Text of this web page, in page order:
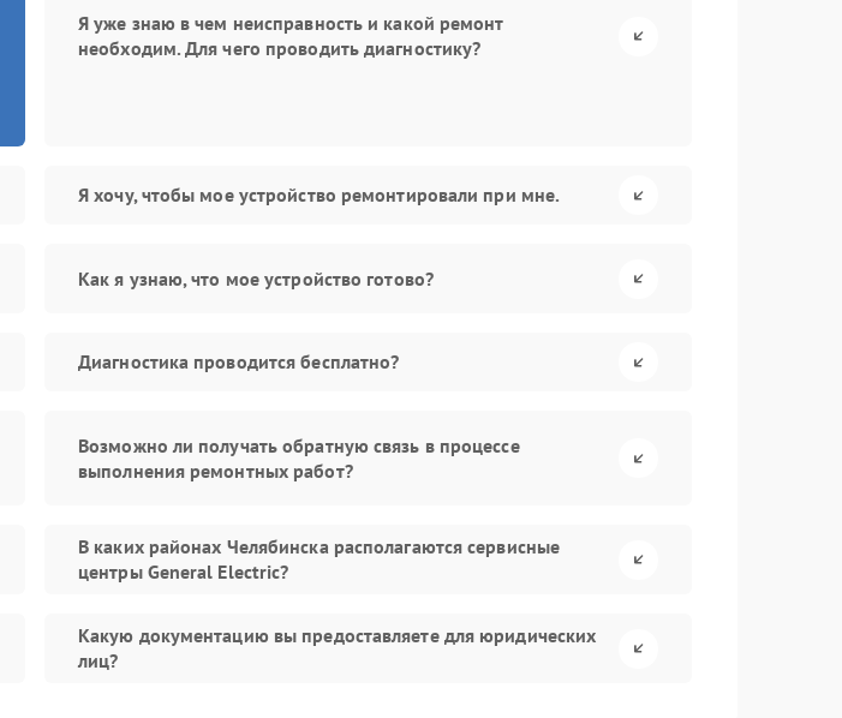
Я уже знаю в чем неисправность и какой ремонт
необходим. Для чего проводить диагностику?
Я хочу, чтобы мое устройство ремонтировали при мне.
Как я узнаю, что мое устройство готово?
Диагностика проводится бесплатно?
Возможно ли получать обратную связь в процессе
выполнения ремонтных работ?
В каких районах Челябинска располагаются сервисные
центры General Electric?
Какую документацию вы предоставляете для юридических
лиц?